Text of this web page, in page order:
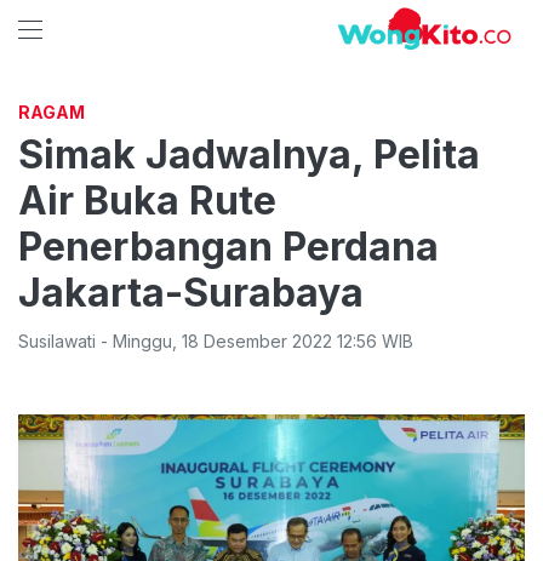
RAGAM
Simak Jadwalnya, Pelita
Air Buka Rute
Penerbangan Perdana
Jakarta-Surabaya
Susilawati - Minggu 18 Desember 2022 12:56 WIB